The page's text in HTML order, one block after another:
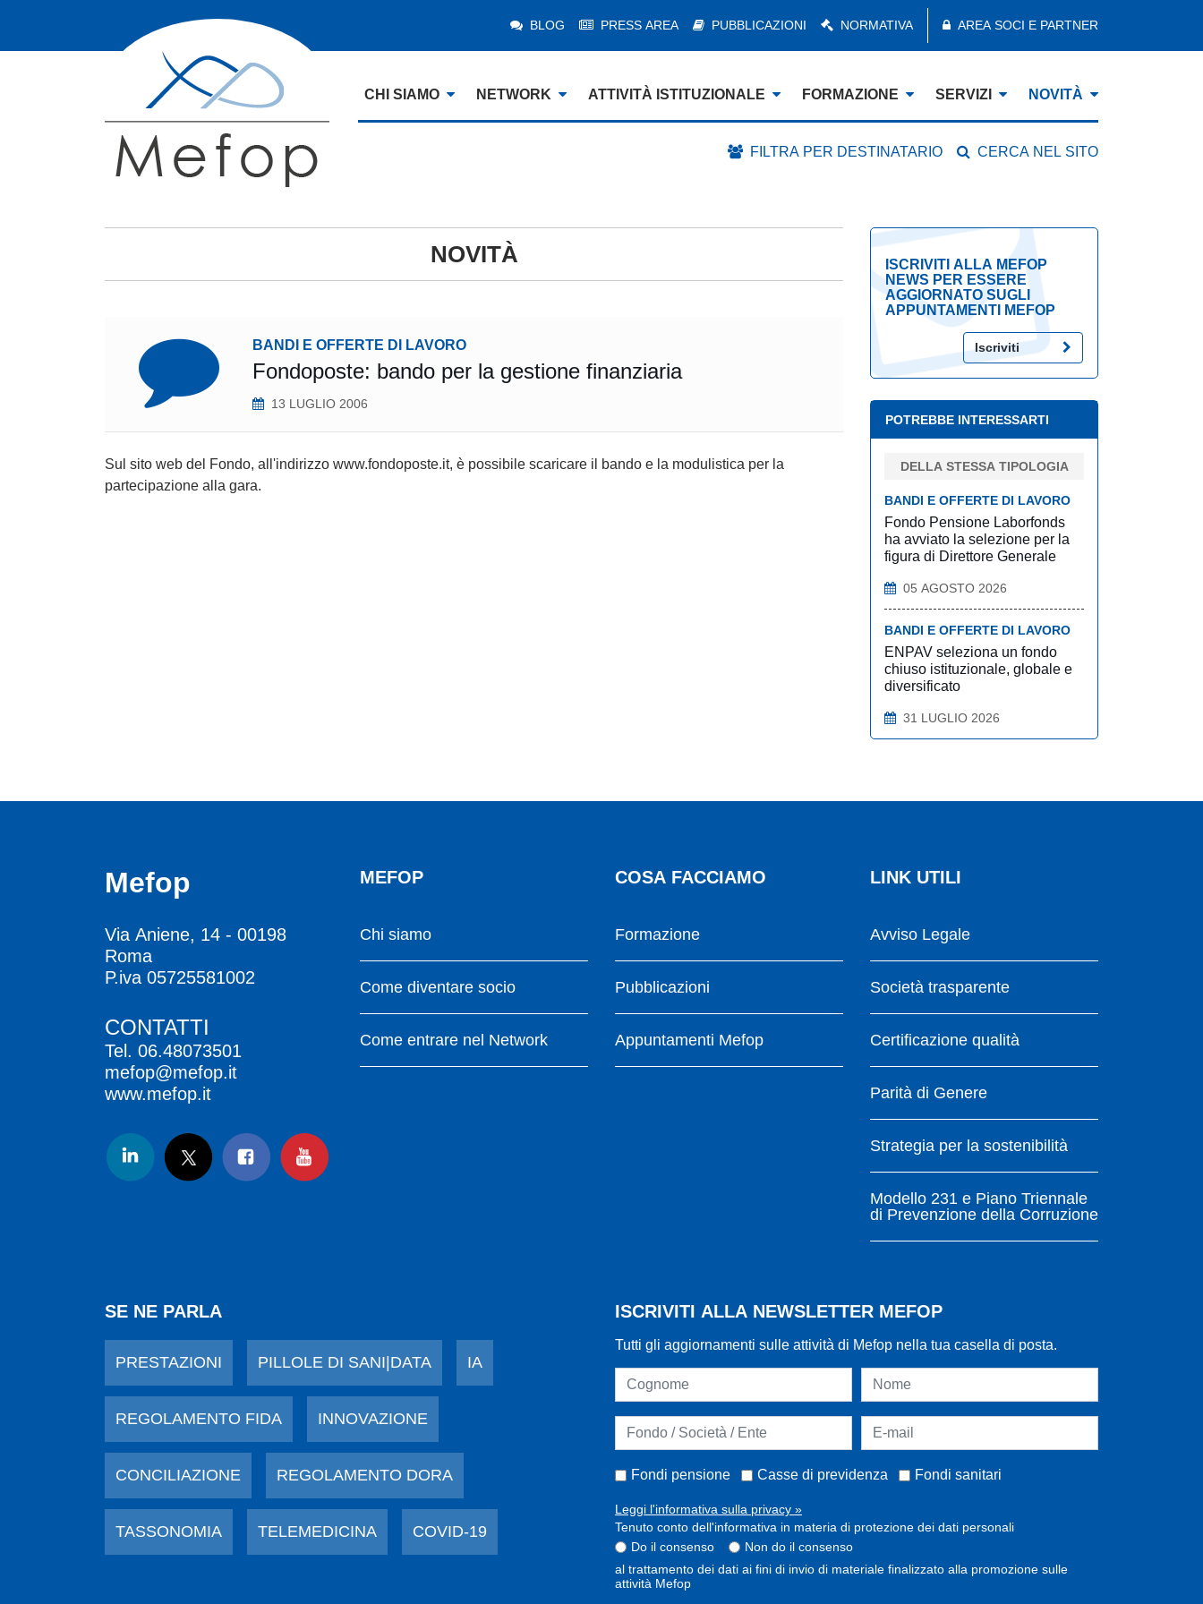
BLOG PRESS AREA PUBBLICAZIONI NORMATIVA AREA SOCI E PARTNER
CHI SIAMO NETWORK ATTIVITÀ ISTITUZIONALE FORMAZIONE SERVIZI NOVITÀ
FILTRA PER DESTINATARIO CERCA NEL SITO
NOVITÀ
BANDI E OFFERTE DI LAVORO
Fondoposte: bando per la gestione finanziaria
13 LUGLIO 2006
Sul sito web del Fondo, all'indirizzo www.fondoposte.it, è possibile scaricare il bando e la modulistica per la
partecipazione alla gara.
ISCRIVITI ALLA MEFOP
NEWS PER ESSERE
AGGIORNATO SUGLI
APPUNTAMENTI MEFOP
Iscriviti
POTREBBE INTERESSARTI
DELLA STESSA TIPOLOGIA
BANDI E OFFERTE DI LAVORO
Fondo Pensione Laborfonds
ha avviato la selezione per la
figura di Direttore Generale
05 AGOSTO 2026
BANDI E OFFERTE DI LAVORO
ENPAV seleziona un fondo
chiuso istituzionale, globale e
diversificato
31 LUGLIO 2026
Mefop
Via Aniene, 14 - 00198
Roma
P.iva 05725581002
CONTATTI
Tel. 06.48073501
mefop@mefop.it
www.mefop.it
MEFOP
Chi siamo
Come diventare socio
Come entrare nel Network
COSA FACCIAMO
Formazione
Pubblicazioni
Appuntamenti Mefop
LINK UTILI
Avviso Legale
Società trasparente
Certificazione qualità
Parità di Genere
Strategia per la sostenibilità
Modello 231 e Piano Triennale
di Prevenzione della Corruzione
SE NE PARLA
PRESTAZIONI PILLOLE DI SANI|DATA IA
REGOLAMENTO FIDA INNOVAZIONE
CONCILIAZIONE REGOLAMENTO DORA
TASSONOMIA TELEMEDICINA COVID-19
ISCRIVITI ALLA NEWSLETTER MEFOP
Tutti gli aggiornamenti sulle attività di Mefop nella tua casella di posta.
Fondi pensione Casse di previdenza Fondi sanitari
Leggi l'informativa sulla privacy »
Tenuto conto dell'informativa in materia di protezione dei dati personali
Do il consenso
Non do il consenso
al trattamento dei dati ai fini di invio di materiale finalizzato alla promozione sulle
attività Mefop